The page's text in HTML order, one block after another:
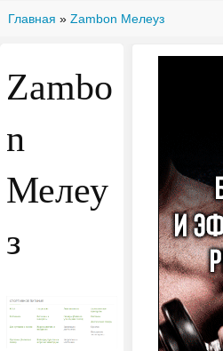
Главная » Zambon Мелеуз
Zambo
n
Мелеу
з